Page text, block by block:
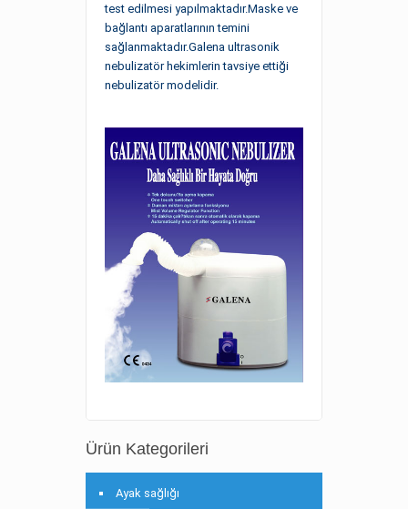
test edilmesi yapılmaktadır.Maske ve
bağlantı aparatlarının temini
sağlanmaktadır.Galena ultrasonik
nebulizatör hekimlerin tavsiye ettiği
nebulizatör modelidir.
Ürün Kategorileri
Ayak sağlığı